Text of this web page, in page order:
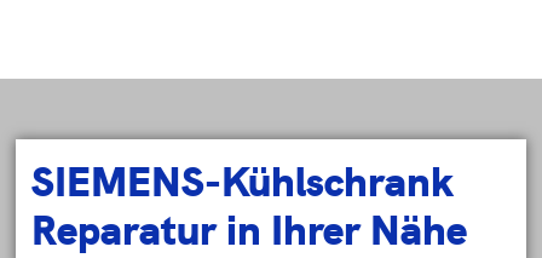
SIEMENS-Kühlschrank
Reparatur in Ihrer Nähe